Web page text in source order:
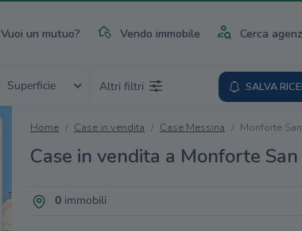
Vuoi un mutuo? Vendo immobile Cerca
Superficie Altri filtri SALVA
Home Case in vendita Case Messina Monforte
Case in vendita a Monforte
0immobili